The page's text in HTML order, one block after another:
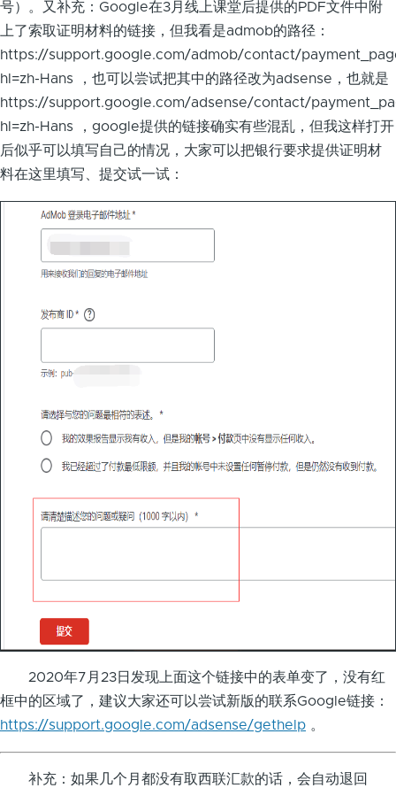
号）。又补充：Google在3月线上课堂后提供的PDF文件中附
上了索取证明材料的链接，但我看是admob的路径：
https://support.google.com/admob/contact/
hl=zh-Hans ，也可以尝试把其中的路径改为adsense，也就是
https://support.google.com/adsense/contact/
hl=zh-Hans ，google提供的链接确实有些混乱，但我这样打开
后似乎可以填写自己的情况，大家可以把银行要求提供证明材
料在这里填写、提交试一试：
2020年7月23日发现上面这个链接中的表单变了，没有红
框中的区域了，建议大家还可以尝试新版的联系Google链接：
https://support.google.com/adsense/gethelp 。
补充：如果几个月都没有取西联汇款的话，会自动退回